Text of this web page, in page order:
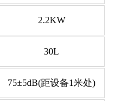
2.2KW
30L
75±5dB(距设备1米处)